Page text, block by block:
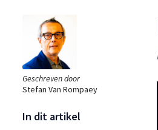
Geschreven door
Stefan Van Rompaey
In dit artikel